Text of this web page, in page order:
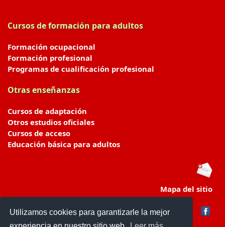
Utilizamos cookies para garantizarle la mejor
Cursos de formación para adultos
Formación ocupacional
Formación profesional
Programas de cualificación profesional
Otras enseñanzas
Cursos de adaptación
Otros estudios oficiales
Cursos de acceso
Educación básica para adultos
Mapa del sitio